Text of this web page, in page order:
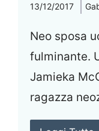
13/12/2017
Neo sposa
fulminante.
Jamieka
ragazza